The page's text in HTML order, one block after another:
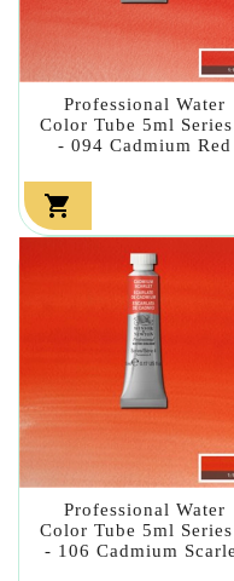
Professional Water
Color Tube 5ml
- 094 Cadmium Red

Professional Water
Color Tube 5ml
- 106 Cadmium